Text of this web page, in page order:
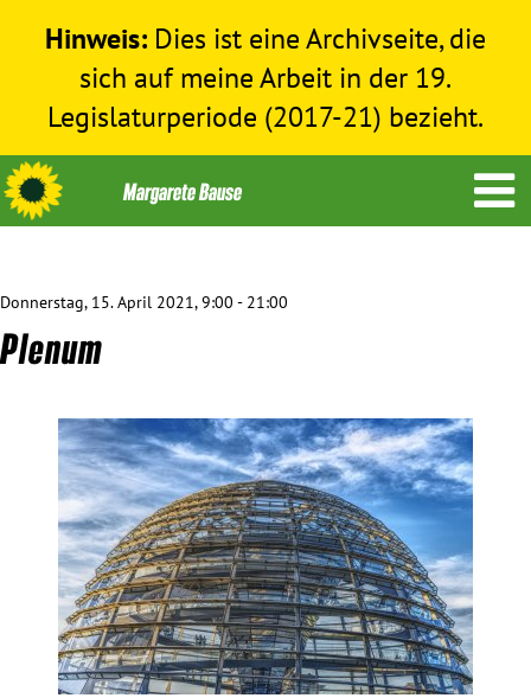
Hinweis: Dies ist eine Archivseite, die
sich auf meine Arbeit in der 19.
Legislaturperiode (2017-21) bezieht.
Themen
Humanitäre Hilfe
Bundestag 2017-2021
Obfrau im Ausschuss für Menschenrechte und
humanitäre Hilfe
Mein Abstimmungsverhalten
Donnerstag, 15. April 2021, 9:00 - 21:00
Plenum